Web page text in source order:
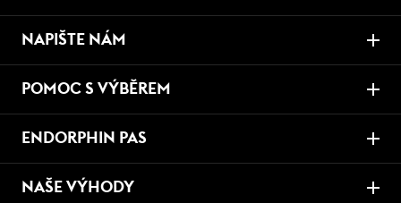
NAPIŠTE NÁM
POMOC S VÝBĚREM
ENDORPHIN PAS
NAŠE VÝHODY